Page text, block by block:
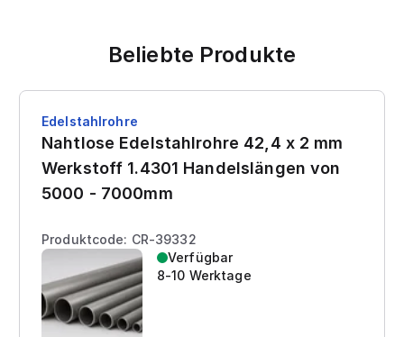
Beliebte Produkte
Edelstahlrohre
Nahtlose Edelstahlrohre 42,4 x 2 mm
Werkstoff 1.4301 Handelslängen von
5000 - 7000mm
Produktcode: CR-39332
Verfügbar
8-10 Werktage